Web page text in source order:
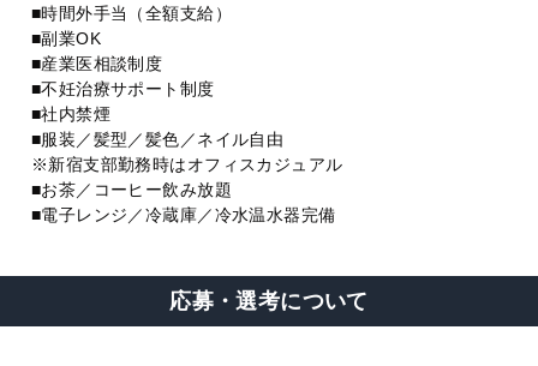
■時間外手当（全額支給）
■副業OK
■産業医相談制度
■不妊治療サポート制度
■社内禁煙
■服装／髪型／髪色／ネイル自由
※新宿支部勤務時はオフィスカジュアル
■お茶／コーヒー飲み放題
■電子レンジ／冷蔵庫／冷水温水器完備
応募・選考について